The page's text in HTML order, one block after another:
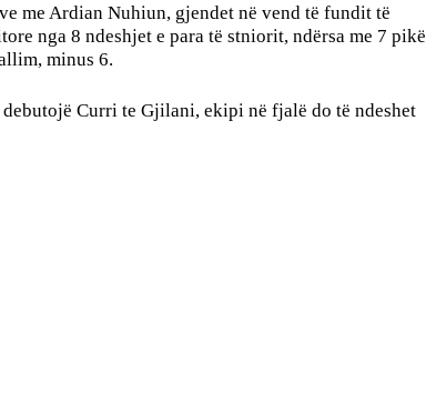
me Ardian Nuhiun, gjendet në vend të fundit të
nga 8 ndeshjet e para të stniorit, ndërsa me 7 pikë
minus 6.
Curri te Gjilani, ekipi në fjalë do të ndeshet